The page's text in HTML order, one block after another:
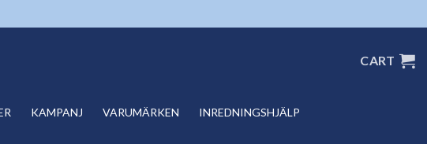
CART
KAMPANJ VARUMÄRKEN INREDNINGSHJÄLP